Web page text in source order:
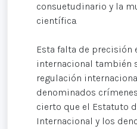
consuetudinario y la
científica.
Esta falta de precisión
internacional también
regulación
denominados
cierto que el Estatuto
Internacional y los